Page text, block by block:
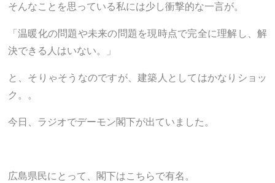
そんなことを思っている私には少し衝撃的な一言が。
「温暖化の問題や未来の問題を現時点で完全に理解し、解
決できる人はいない。」
と、そりゃそうなのですが、建築人としてはかなりショッ
ク。。
今日、ラジオでデーモン閣下が出ていました。
広島県民にとって、閣下はこちらで有名。